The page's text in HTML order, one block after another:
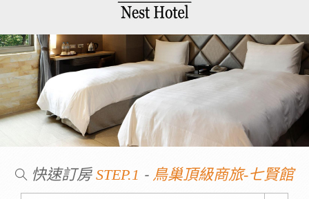
快速訂房 STEP.1 - 鳥巢頂級商旅-七賢館